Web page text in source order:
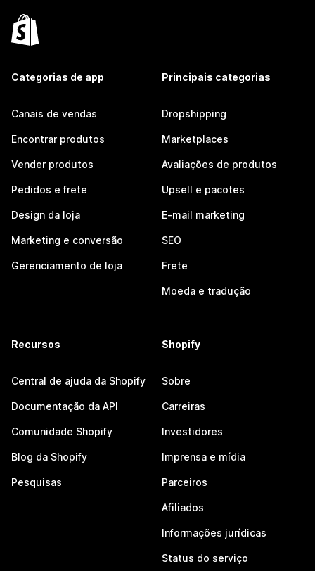
Categorias de app
Canais de vendas
Encontrar produtos
Vender produtos
Pedidos e frete
Design da loja
Marketing e conversão
Gerenciamento de loja
Principais categorias
Dropshipping
Marketplaces
Avaliações de produtos
Upsell e pacotes
E-mail marketing
SEO
Frete
Moeda e tradução
Recursos
Central de ajuda da Shopify
Documentação da API
Comunidade Shopify
Blog da Shopify
Pesquisas
Shopify
Sobre
Carreiras
Investidores
Imprensa e mídia
Parceiros
Afiliados
Informações jurídicas
Status do serviço